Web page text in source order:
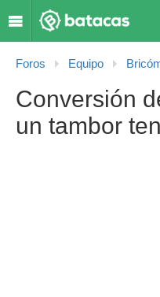
Foros Equipo
Conversión
un tambor